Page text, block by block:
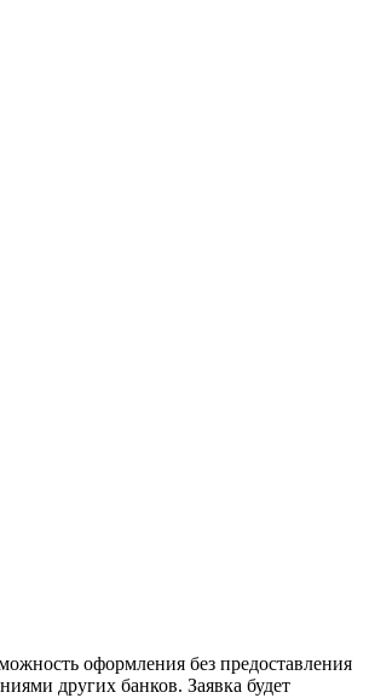
оформления без предоставления
других банков. Заявка будет